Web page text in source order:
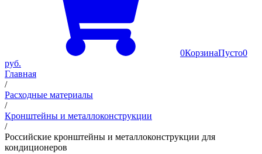
0КорзинаПусто0
руб.
Главная
/
Расходные материалы
/
Кронштейны и металлоконструкции
/
Российские кронштейны и металлоконструкции для
кондиционеров